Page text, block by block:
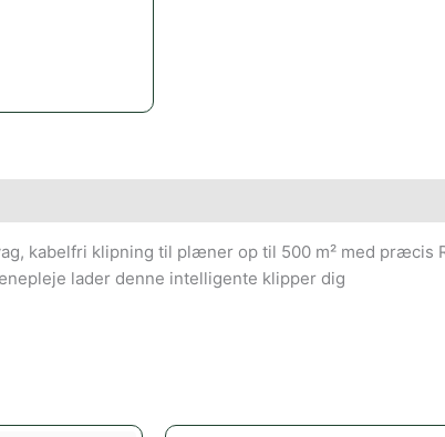
kabelfri klipning til plæner op til 500 m² med præcis
lader denne intelligente klipper dig